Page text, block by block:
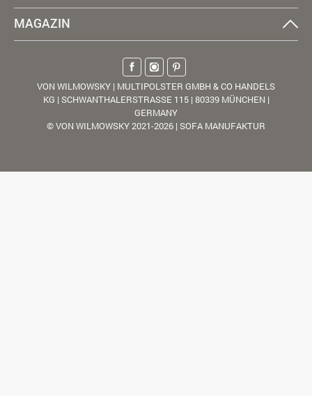
MAGAZIN
VON WILMOWSKY | MULTIPOLSTER GMBH & CO HANDELS
KG | SCHWANTHALERSTRASSE 115 | 80339 MÜNCHEN |
GERMANY
© VON WILMOWSKY 2021-2026 | SOFA MANUFAKTUR